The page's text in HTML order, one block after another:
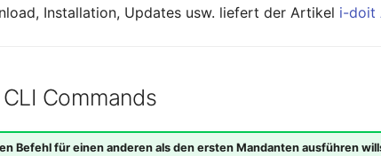
Installation, Updates usw. liefert der Artikel i-doit
Commands
Befehl für einen anderen als den ersten Mandanten ausführen